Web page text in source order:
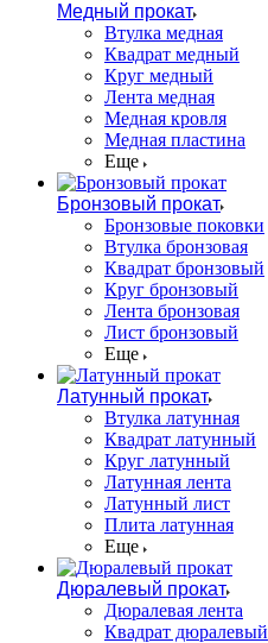
Медный прокат
Втулка медная
Квадрат медный
Круг медный
Лента медная
Медная кровля
Медная пластина
Еще
Бронзовый прокат
Бронзовые поковки
Втулка бронзовая
Квадрат бронзовый
Круг бронзовый
Лента бронзовая
Лист бронзовый
Еще
Латунный прокат
Втулка латунная
Квадрат латунный
Круг латунный
Латунная лента
Латунный лист
Плита латунная
Еще
Дюралевый прокат
Дюралевая лента
Квадрат дюралевый